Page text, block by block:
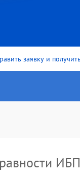
заявку и